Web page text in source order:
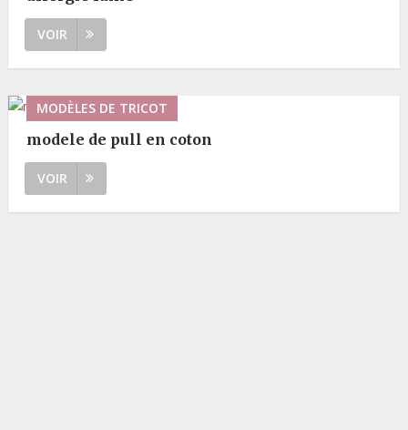
VOIR
MODÈLES DE TRICOT
modele de pull en coton
VOIR